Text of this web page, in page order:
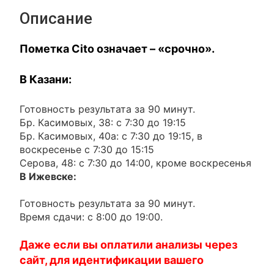
Описание
Пометка Cito означает – «срочно».
В Казани:
Готовность результата за 90 минут.
Бр. Касимовых, 38: с 7:30 до 19:15
Бр. Касимовых, 40а: с 7:30 до 19:15, в
воскресенье с 7:30 до 15:15
Серова, 48: с 7:30 до 14:00, кроме воскресенья
В Ижевске:
Готовность результата за 90 минут.
Время сдачи: c 8:00 до 19:00.
Даже если вы оплатили анализы через
сайт, для идентификации вашего